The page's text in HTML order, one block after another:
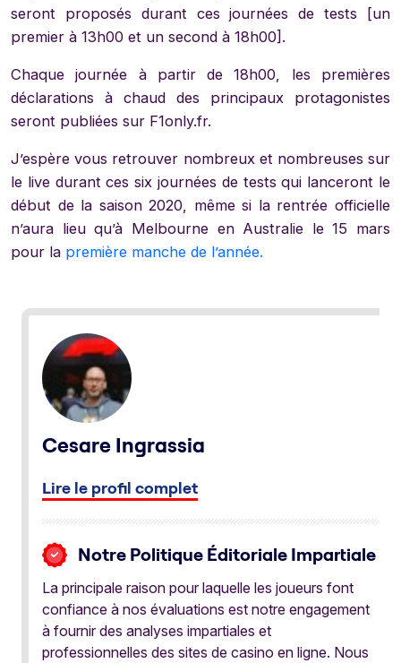
seront proposés durant ces journées de tests [un
premier à 13h00 et un second à 18h00].
Chaque journée à partir de 18h00, les premières
déclarations à chaud des principaux protagonistes
seront publiées sur F1only.fr.
J’espère vous retrouver nombreux et nombreuses sur
le live durant ces six journées de tests qui lanceront le
début de la saison 2020, même si la rentrée officielle
n’aura lieu qu’à Melbourne en Australie le 15 mars
pour la première manche de l’année.
Cesare Ingrassia
Lire le profil complet
Notre Politique Éditoriale Impartiale
La principale raison pour laquelle les joueurs font
confiance à nos évaluations est notre engagement
à fournir des analyses impartiales et
professionnelles des sites de casino en ligne. Nous